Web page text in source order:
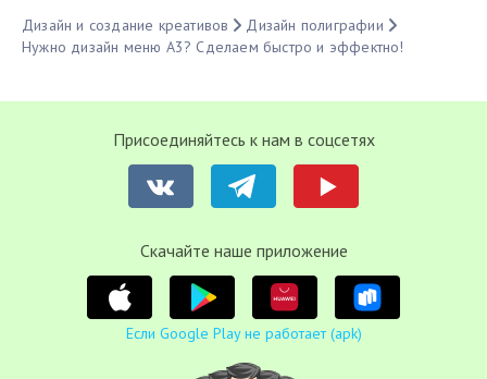
Дизайн и создание креативов
Дизайн полиграфии
Нужно дизайн меню А3? Сделаем быстро и эффектно!
Присоединяйтесь к нам в соцсетях
Cкачайте наше приложение
Если Google Play не работает (apk)